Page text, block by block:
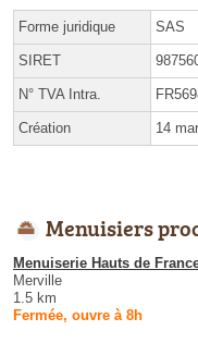
Forme juridique SAS
SIRET
N° TVA Intra.
Création 14
Menuisiers
Menuiserie Hauts de
Merville
1.5 km
Fermée, ouvre à 8h